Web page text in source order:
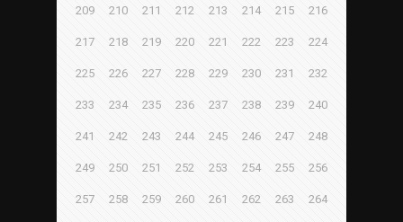
209 210 211 212 213 214 215 216
217 218 219 220 221 222 223 224
225 226 227 228 229 230 231 232
233 234 235 236 237 238 239 240
241 242 243 244 245 246 247 248
249 250 251 252 253 254 255 256
257 258 259 260 261 262 263 264